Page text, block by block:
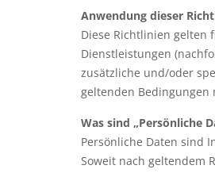
Anwendung dieser
Diese Richtlinien gelten
Dienstleistungen
zusätzliche und/oder
geltenden Bedingungen
Was sind „Persönliche
Persönliche Daten sind
Soweit nach geltendem